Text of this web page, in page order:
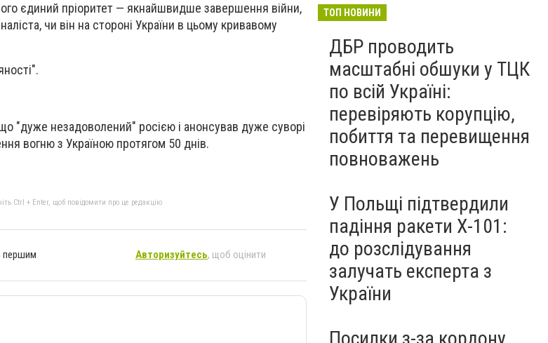
єдиний пріоритет — якнайшвидше завершення війни,
чи він на стороні України в цьому кривавому
"дуже незадоволений" росією і анонсував дуже суворі
вогню з Україною протягом 50 днів.
Ctrl + Enter, щоб повідомити про це редакцію
першим Авторизуйтесь, щоб оцінити
навчання зі зміцнення
доброчесності й
ефективного урядування
29 липня
ТОП НОВИНИ
ДБР проводить
масштабні обшуки у ТЦК
по всій Україні:
перевіряють корупцію,
побиття та перевищення
повноважень
У Польщі підтвердили
падіння ракети Х-101:
до розслідування
залучать експерта з
України